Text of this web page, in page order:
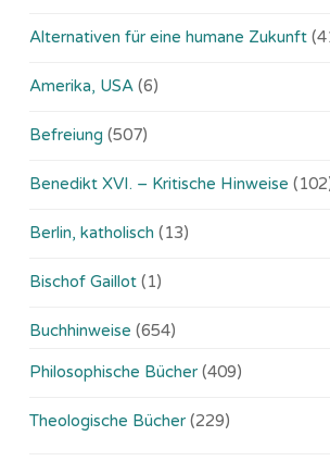
Alternativen für eine humane Zukunft
Amerika, USA (6)
Befreiung (507)
Benedikt XVI. – Kritische Hinweise
Berlin, katholisch (13)
Bischof Gaillot (1)
Buchhinweise (654)
Philosophische Bücher (409)
Theologische Bücher (229)